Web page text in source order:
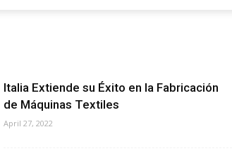
Italia Extiende su Éxito en la Fabricación
de Máquinas Textiles
April 27, 2022